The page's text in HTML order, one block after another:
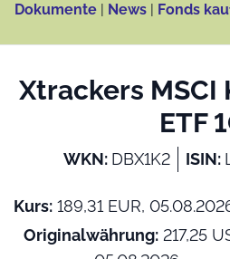
Dokumente | News | Fonds
Xtrackers MSCI
ETF
WKN: DBX1K2 ISIN:
Kurs: 189,31 EUR,
Originalwährung: 217,25